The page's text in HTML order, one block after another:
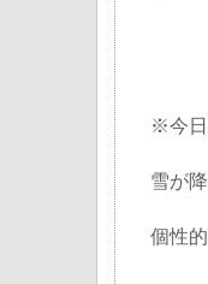
※今
雪が
個性